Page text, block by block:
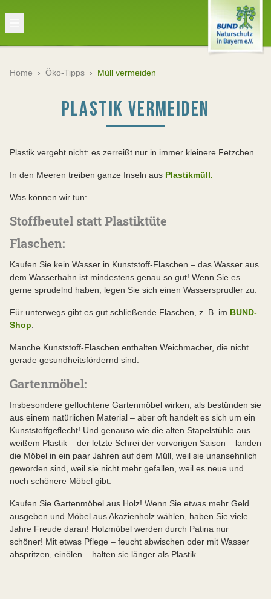
Home › Öko-Tipps › Müll vermeiden
PLASTIK VERMEIDEN
Plastik vergeht nicht: es zerreißt nur in immer kleinere Fetzchen.
In den Meeren treiben ganze Inseln aus Plastikmüll.
Was können wir tun:
Stoffbeutel statt Plastiktüte
Flaschen:
Kaufen Sie kein Wasser in Kunststoff-Flaschen – das Wasser aus
dem Wasserhahn ist mindestens genau so gut! Wenn Sie es
gerne sprudelnd haben, legen Sie sich einen Wassersprudler zu.
Für unterwegs gibt es gut schließende Flaschen, z. B. im BUND-
Shop
Manche Kunststoff-Flaschen enthalten Weichmacher, die nicht
gerade gesundheitsfördernd sind.
Gartenmöbel:
Insbesondere geflochtene Gartenmöbel wirken, als bestünden sie
aus einem natürlichen Material – aber oft handelt es sich um ein
Kunststoffgeflecht! Und genauso wie die alten Stapelstühle aus
weißem Plastik – der letzte Schrei der vorvorigen Saison – landen
die Möbel in ein paar Jahren auf dem Müll, weil sie unansehnlich
geworden sind, weil sie nicht mehr gefallen, weil es neue und
noch schönere Möbel gibt.
Kaufen Sie Gartenmöbel aus Holz! Wenn Sie etwas mehr Geld
ausgeben und Möbel aus Akazienholz wählen, haben Sie viele
Jahre Freude daran! Holzmöbel werden durch Patina nur
schöner! Mit etwas Pflege – feucht abwischen oder mit Wasser
abspritzen, einölen – halten sie länger als Plastik.